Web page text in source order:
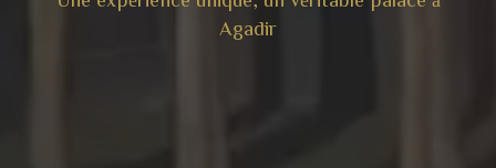
Agadir